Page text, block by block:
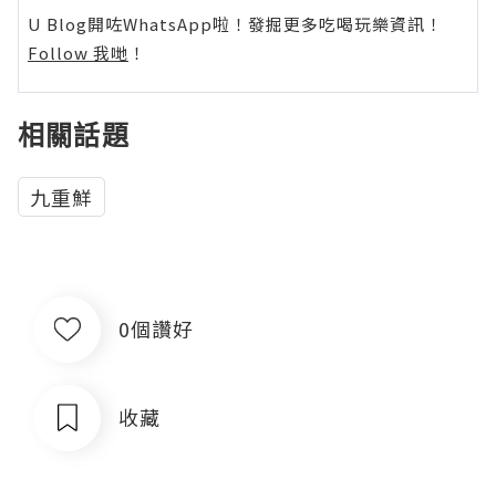
U Blog開咗WhatsApp啦！發掘更多吃喝玩樂資訊！
Follow 我哋 ！
相關話題
九重鮮
0個讚好
收藏